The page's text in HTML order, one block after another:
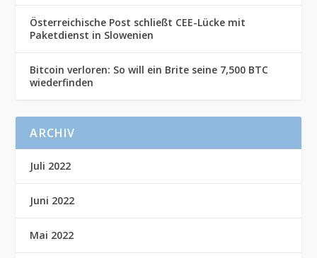
Österreichische Post schließt CEE-Lücke mit
Paketdienst in Slowenien
Bitcoin verloren: So will ein Brite seine 7,500 BTC
wiederfinden
ARCHIV
Juli 2022
Juni 2022
Mai 2022